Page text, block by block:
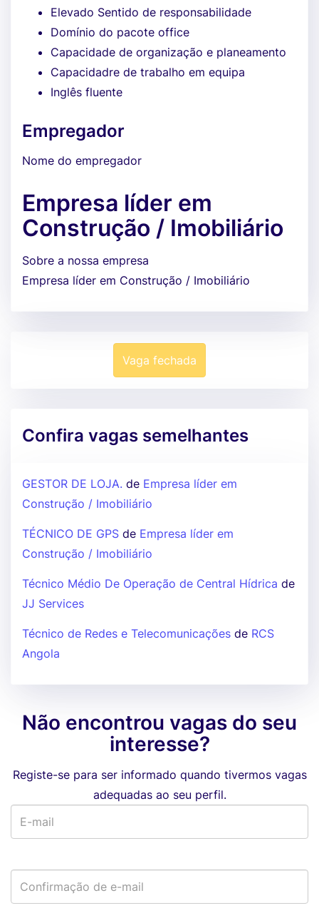
Elevado Sentido de responsabilidade
Domínio do pacote office
Capacidade de organização e planeamento
Capacidadre de trabalho em equipa
Inglês fluente
Empregador
Nome do empregador
Empresa líder em
Construção / Imobiliário
Sobre a nossa empresa
Empresa líder em Construção / Imobiliário
Vaga fechada
Confira vagas semelhantes
GESTOR DE LOJA. de Empresa líder em
Construção / Imobiliário
TÉCNICO DE GPS de Empresa líder em
Construção / Imobiliário
Técnico Médio De Operação de Central Hídrica de
JJ Services
Técnico de Redes e Telecomunicações de RCS
Angola
Não encontrou vagas do seu
interesse?
Registe-se para ser informado quando tivermos vagas
adequadas ao seu perfil.